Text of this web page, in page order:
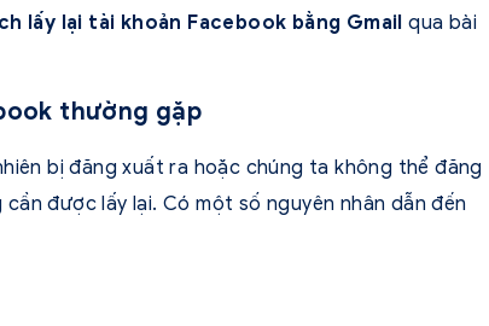
lấy lại tài khoản Facebook bằng Gmail qua bài
thường gặp
bị đăng xuất ra hoặc chúng ta không thể đăng
được lấy lại. Có một số nguyên nhân dẫn đến